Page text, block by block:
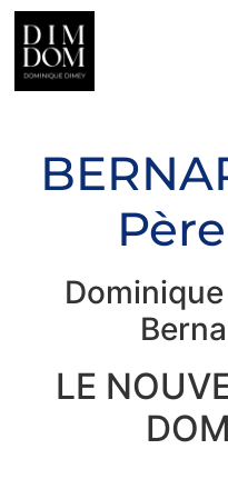
LE